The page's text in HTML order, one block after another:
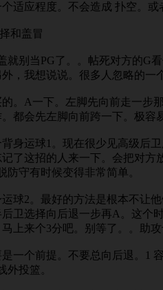
适应程度。不会造成 扑空。
和盖冒
就别当PG了。。帖死对方的G
，我想说说。很多人忽略的一
的。A一下。左脚先向前走一步
都会先左脚向前跨一下。极容
背身运球1。现在很少见高级后
了这招的人来一下。会把对方
防守有时候变得非常简单。
球2。最好的方法是根本不让
卫选择向后退一步再A。这个
上来个3分吧。别等了。。助攻
一个前提。不要总向后退。1
外投篮。